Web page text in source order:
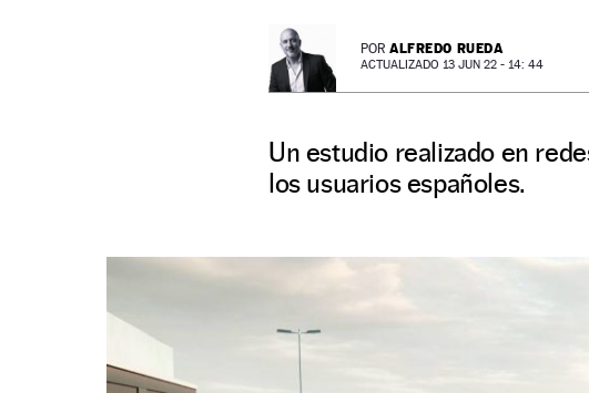
POR ALFREDO RUEDA
ACTUALIZADO 13 JUN 22 - 14: 44
Un estudio realizado en
los usuarios españoles.